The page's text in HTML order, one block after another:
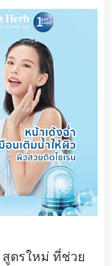
สูตรใหม่​ ที่ช่วย